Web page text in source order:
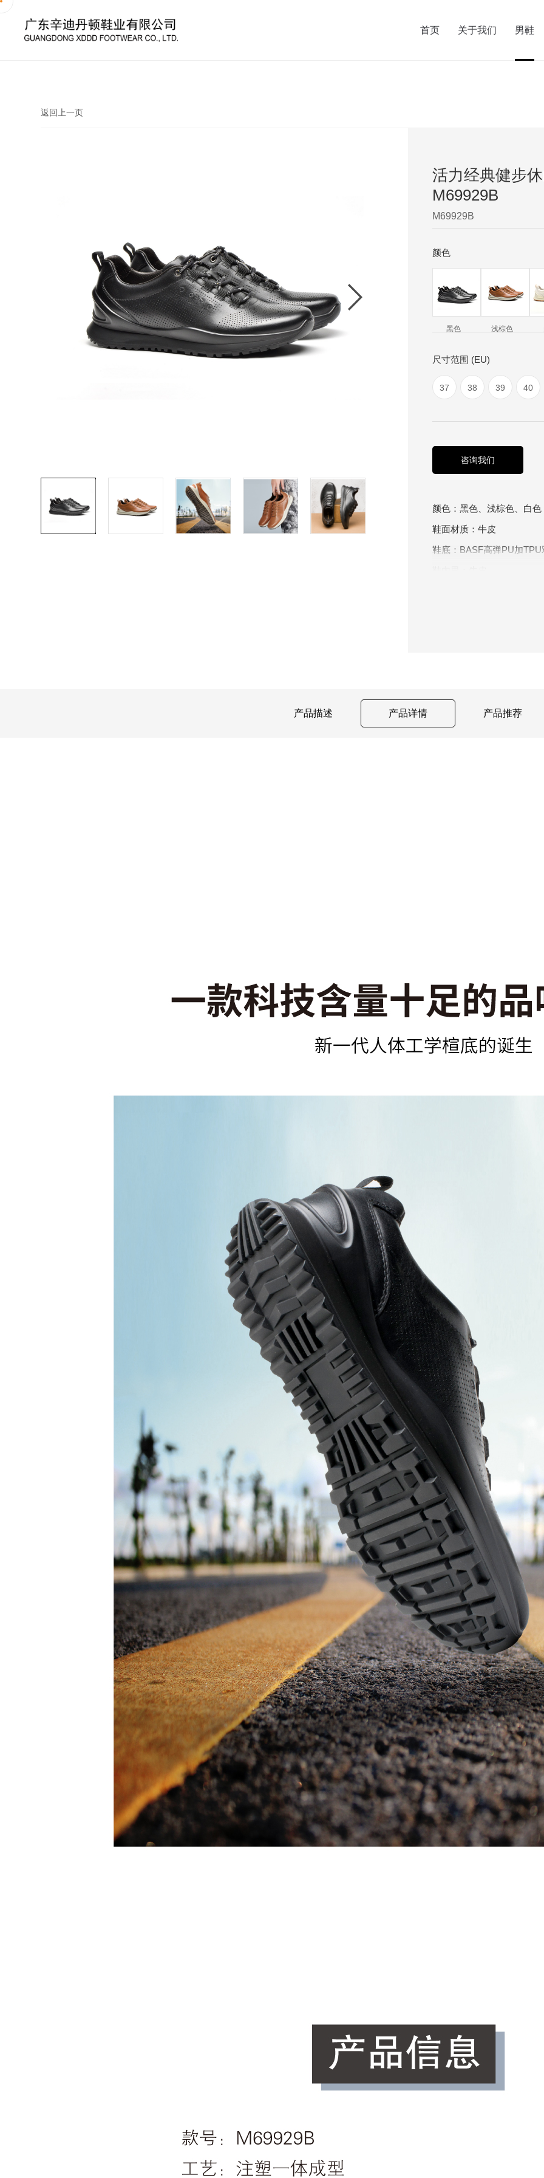
首页 关于我们 男鞋
返回上一页
活力经典健步
M69929B
M69929B
颜色
黑色 浅棕色
尺寸范围 (EU)
37 38 39 40
咨询我们
颜色：黑色、浅棕色、白色
鞋面材质：牛皮
鞋底：BASF高弹PU加TPU
重量：约405克（男款37码
产品描述 产品详情 产品推荐